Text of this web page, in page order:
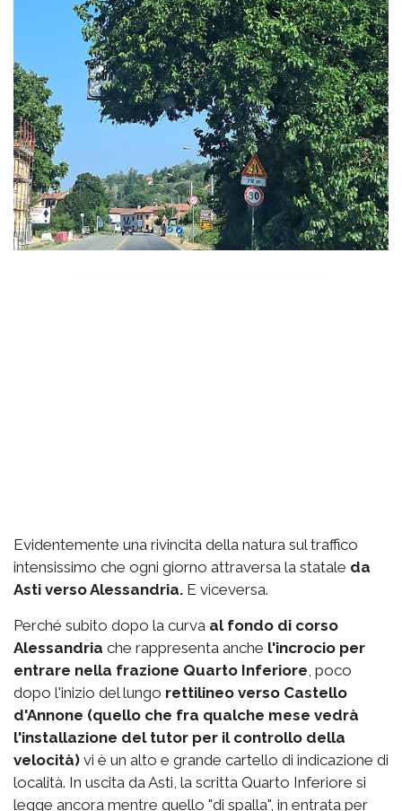
Evidentemente una rivincita della natura sul traffico
intensissimo che ogni giorno attraversa la statale da
Asti verso Alessandria. E viceversa.
Perché subito dopo la curva al fondo di corso
Alessandria che rappresenta anche l'incrocio per
entrare nella frazione Quarto Inferiore , poco
dopo l'inizio del lungo rettilineo verso Castello
d'Annone (quello che fra qualche mese vedrà
l'installazione del tutor per il controllo della
velocità) vi è un alto e grande cartello di indicazione di
località. In uscita da Asti, la scritta Quarto Inferiore si
legge ancora mentre quello "di spalla", in entrata per